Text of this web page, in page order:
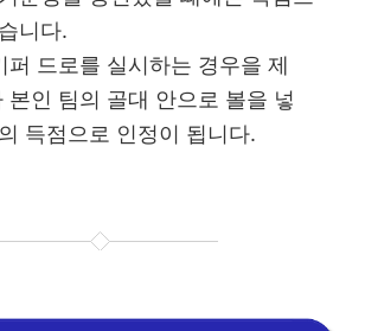
니다.
퍼 드로를 실시하는 경우을 제
본인 팀의 골대 안으로 볼을 넣
득점으로 인정이 됩니다.